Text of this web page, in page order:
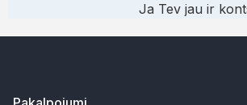
Ja Tev jau ir